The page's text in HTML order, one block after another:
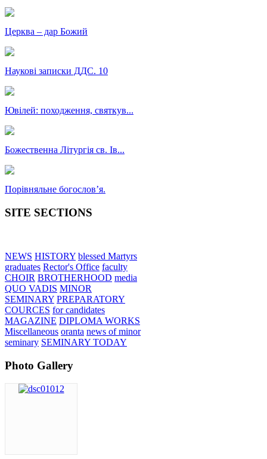
Церква – дар Божий
Наукові записки ДДС. 10
Ювілей: походження, святкув...
Божественна Літургія св. Ів...
Порівняльне богословʼя.
SITE SECTIONS
NEWS HISTORY blessed Martyrs
graduates Rector's Office faculty
CHOIR BROTHERHOOD media
QUO VADIS MINOR
SEMINARY PREPARATORY
COURCES for candidates
MAGAZINE DIPLOMA WORKS
Miscellaneous oranta news of minor
seminary SEMINARY TODAY
Photo Gallery